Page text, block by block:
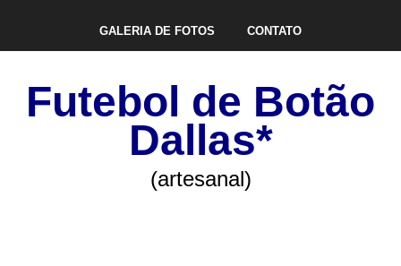
GALERIA DE FOTOS CONTATO
Futebol de Botão
Dallas*
(artesanal)